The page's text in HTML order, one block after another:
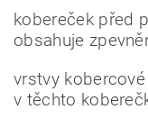
kobereček před
obsahuje
vrstvy
v těchto